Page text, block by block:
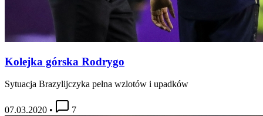
Kolejka górska Rodrygo
Sytuacja Brazylijczyka pełna wzlotów i upadków
07.03.2020 • 7